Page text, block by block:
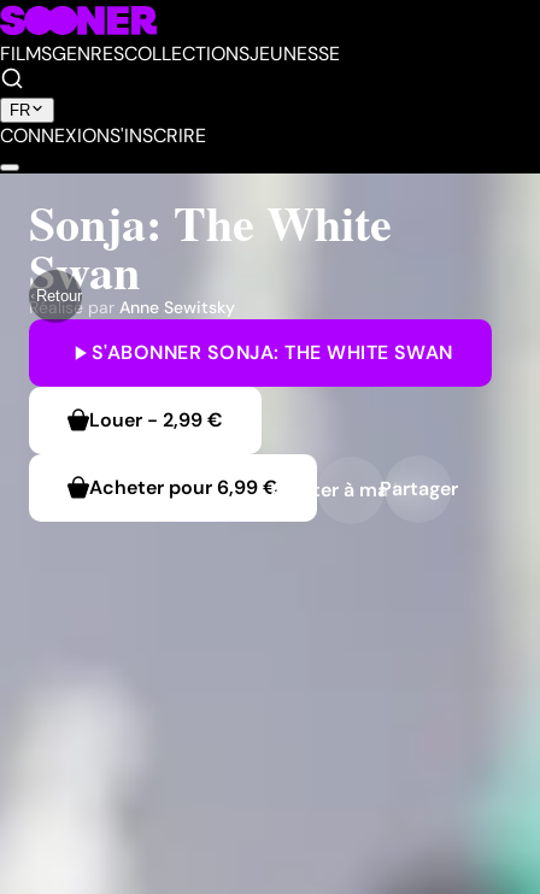
FILMSGENRESCOLLECTIONSJEUNESSE
FR
CONNEXIONS'INSCRIRE
Retour
Sonja: The White
Swan
Réalisé par Anne Sewitsky
S'ABONNER SONJA: THE WHITE SWAN
Louer - 2,99 €
Acheter pour6,99 €Ajouter à ma liste
Partager